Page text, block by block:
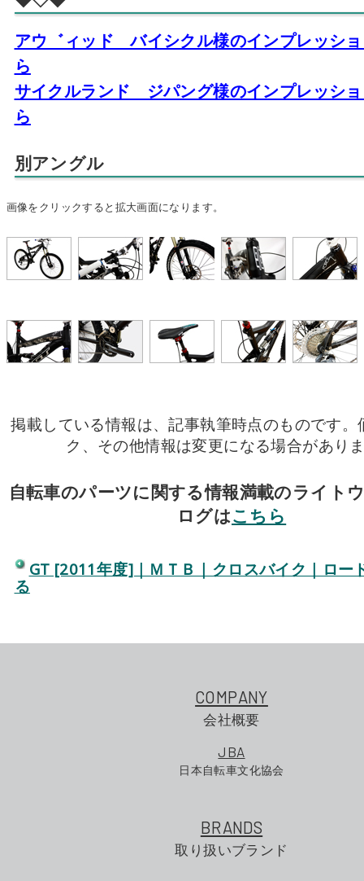
アウ゛ィッド バイシクル様のインプレッシ
ら
サイクルランド ジパング様のインプレッシ
ら
別アングル
画像をクリックすると拡大画面になります。
掲載している情報は、記事執筆時点のものです。
ク、その他情報は変更になる場合があり
自転車のパーツに関する情報満載のライト
ログはこちら
GT [2011年度]｜ＭＴＢ｜クロスバイク｜ロー
る
COMPANY
会社概要
JBA
日本自転車文化協会
BRANDS
取り扱いブランド